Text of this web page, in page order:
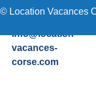
info@location-
vacances-
corse.com
© Location Vacances